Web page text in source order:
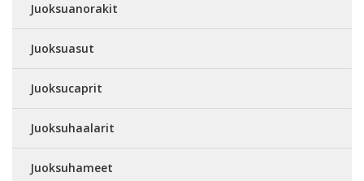
Juoksuanorakit
Juoksuasut
Juoksucaprit
Juoksuhaalarit
Juoksuhameet